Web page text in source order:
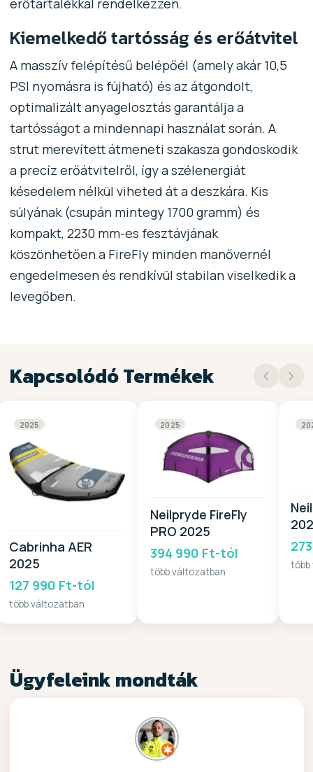
erőtartalékkal rendelkezzen.
Kiemelkedő tartósság és erőátvitel
A masszív felépítésű belépőél (amely akár 10,5
PSI nyomásra is fújható) és az átgondolt,
optimalizált anyagelosztás garantálja a
tartósságot a mindennapi használat során. A
strut merevített átmeneti szakasza gondoskodik
a precíz erőátvitelről, így a szélenergiát
késedelem nélkül viheted át a deszkára. Kis
súlyának (csupán mintegy 1700 gramm) és
kompakt, 2230 mm-es fesztávjának
köszönhetően a FireFly minden manővernél
engedelmesen és rendkívül stabilan viselkedik a
levegőben.
Kapcsolódó Termékek
2025
Cabrinha AER
2025
127 990 Ft-tól
több változatban
2025
Neilpryde FireFly
PRO 2025
394 990 Ft-tól
több változatban
Ügyfeleink mondták